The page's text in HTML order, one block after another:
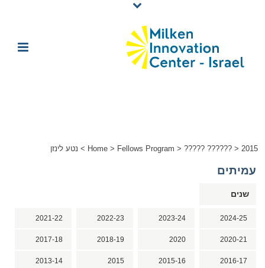
Home > Fellows Program > ????? ?????? > 2015
> נטע לינזן
עמיתים
שנים
2024-25
2023-24
2022-23
2021-22
2020-21
2020
2018-19
2017-18
2016-17
2015-16
2015
2013-14